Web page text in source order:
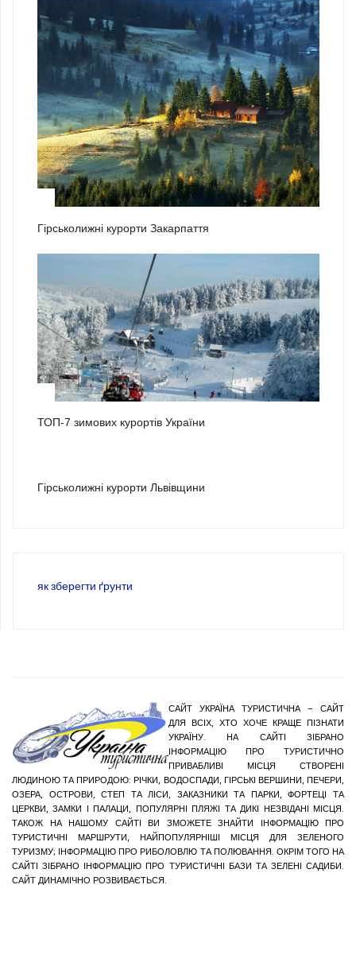
Гірськолижні курорти Закарпаття
ТОП-7 зимових курортів України
Гірськолижні курорти Львівщини
як зберегти ґрунти
САЙТ УКРАЇНА ТУРИСТИЧНА – САЙТ
ДЛЯ ВСІХ, ХТО ХОЧЕ КРАЩЕ ПІЗНАТИ
УКРАЇНУ. НА САЙТІ ЗІБРАНО
ІНФОРМАЦІЮ ПРО ТУРИСТИЧНО
ПРИВАБЛИВІ МІСЦЯ СТВОРЕНІ
ЛЮДИНОЮ ТА ПРИРОДОЮ: РІЧКИ, ВОДОСПАДИ, ГІРСЬКІ ВЕРШИНИ, ПЕЧЕРИ,
ОЗЕРА, ОСТРОВИ, СТЕП ТА ЛІСИ, ЗАКАЗНИКИ ТА ПАРКИ, ФОРТЕЦІ ТА
ЦЕРКВИ, ЗАМКИ І ПАЛАЦИ, ПОПУЛЯРНІ ПЛЯЖІ ТА ДИКІ НЕЗВІДАНІ МІСЦЯ.
ТАКОЖ НА НАШОМУ САЙТІ ВИ ЗМОЖЕТЕ ЗНАЙТИ ІНФОРМАЦІЮ ПРО
ТУРИСТИЧНІ МАРШРУТИ, НАЙПОПУЛЯРНІШІ МІСЦЯ ДЛЯ ЗЕЛЕНОГО
ТУРИЗМУ; ІНФОРМАЦІЮ ПРО РИБОЛОВЛЮ ТА ПОЛЮВАННЯ. ОКРІМ ТОГО НА
САЙТІ ЗІБРАНО ІНФОРМАЦІЮ ПРО ТУРИСТИЧНІ БАЗИ ТА ЗЕЛЕНІ САДИБИ.
САЙТ ДИНАМІЧНО РОЗВИВАЄТЬСЯ.